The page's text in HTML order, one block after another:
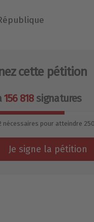
cette pétition
156 818signatures
nécessaires pour atteindre
Je signe la pétition